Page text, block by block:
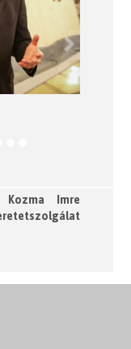
Next
Imre